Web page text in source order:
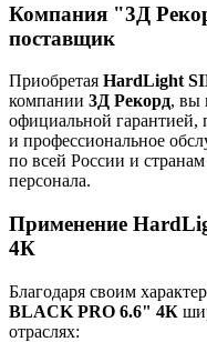
Компания "3Д
поставщик
Приобретая HardLight
компании 3Д Рекорд, вы
официальной гарантией,
и профессиональное
по всей России и
персонала.
Применение
4К
Благодаря своим
BLACK PRO 6.6" 4К
отраслях: